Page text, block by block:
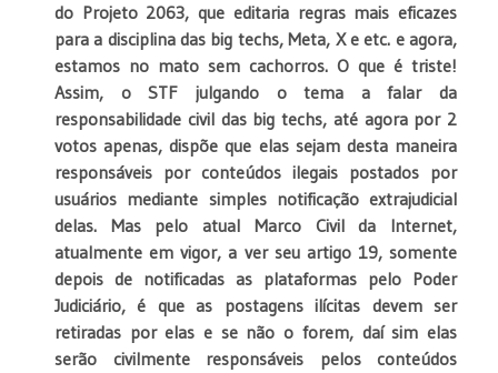
do Projeto 2063, que editaria regras mais eficazes
para a disciplina das big techs, Meta, X e etc. e agora,
estamos no mato sem cachorros. O que é triste!
Assim, o STF julgando o tema a falar da
responsabilidade civil das big techs, até agora por 2
votos apenas, dispõe que elas sejam desta maneira
responsáveis por conteúdos ilegais postados por
usuários mediante simples notificação extrajudicial
delas. Mas pelo atual Marco Civil da Internet,
atualmente em vigor, a ver seu artigo 19, somente
depois de notificadas as plataformas pelo Poder
Judiciário, é que as postagens ilícitas devem ser
retiradas por elas e se não o forem, daí sim elas
serão civilmente responsáveis pelos conteúdos